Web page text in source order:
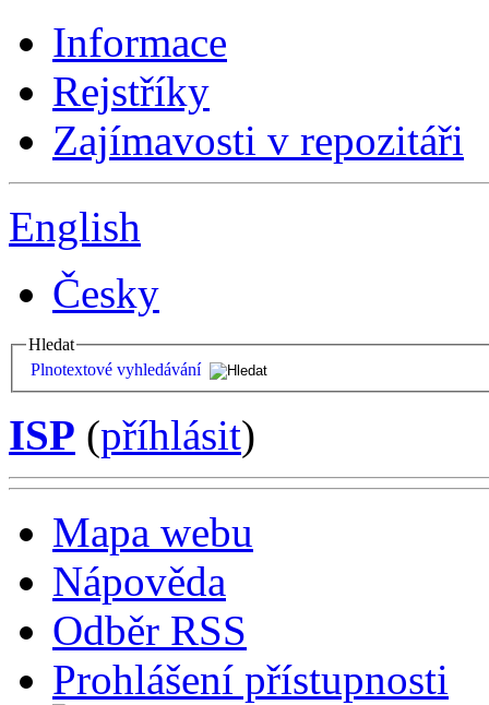
Informace
Rejstříky
Zajímavosti v repozitáři
English
Česky
Hledat
Plnotextové vyhledávání
ISP (příhlásit)
Mapa webu
Nápověda
Odběr RSS
Prohlášení přístupnosti